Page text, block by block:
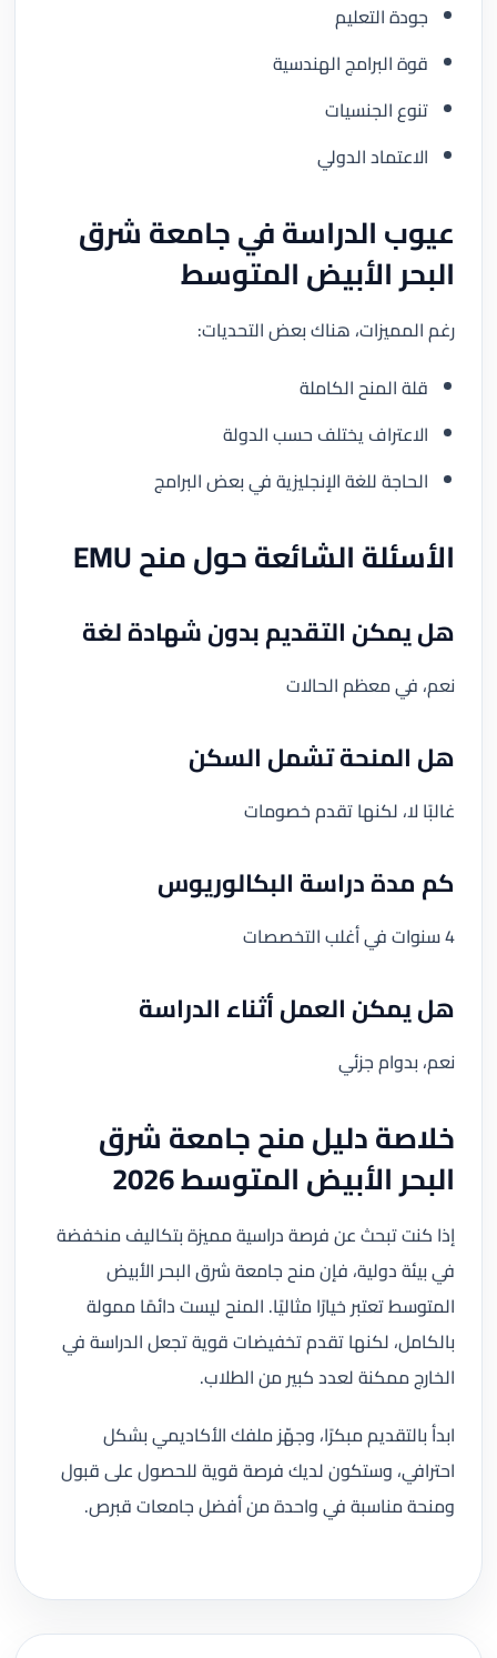
جودة التعليم
قوة البرامج الهندسية
تنوع الجنسيات
الاعتماد الدولي
عيوب الدراسة في جامعة شرق
البحر الأبيض المتوسط
رغم المميزات، هناك بعض التحديات:
قلة المنح الكاملة
الاعتراف يختلف حسب الدولة
الحاجة للغة الإنجليزية في بعض البرامج
الأسئلة الشائعة حول منح EMU
هل يمكن التقديم بدون شهادة لغة
نعم، في معظم الحالات
هل المنحة تشمل السكن
غالبًا لا، لكنها تقدم خصومات
كم مدة دراسة البكالوريوس
4 سنوات في أغلب التخصصات
هل يمكن العمل أثناء الدراسة
نعم، بدوام جزئي
خلاصة دليل منح جامعة شرق
البحر الأبيض المتوسط 2026
إذا كنت تبحث عن فرصة دراسية مميزة بتكاليف منخفضة
في بيئة دولية، فإن منح جامعة شرق البحر الأبيض
المتوسط تعتبر خيارًا مثاليًا. المنح ليست دائمًا ممولة
بالكامل، لكنها تقدم تخفيضات قوية تجعل الدراسة في
الخارج ممكنة لعدد كبير من الطلاب.
ابدأ بالتقديم مبكرًا، وجهّز ملفك الأكاديمي بشكل
احترافي، وستكون لديك فرصة قوية للحصول على قبول
ومنحة مناسبة في واحدة من أفضل جامعات قبرص.